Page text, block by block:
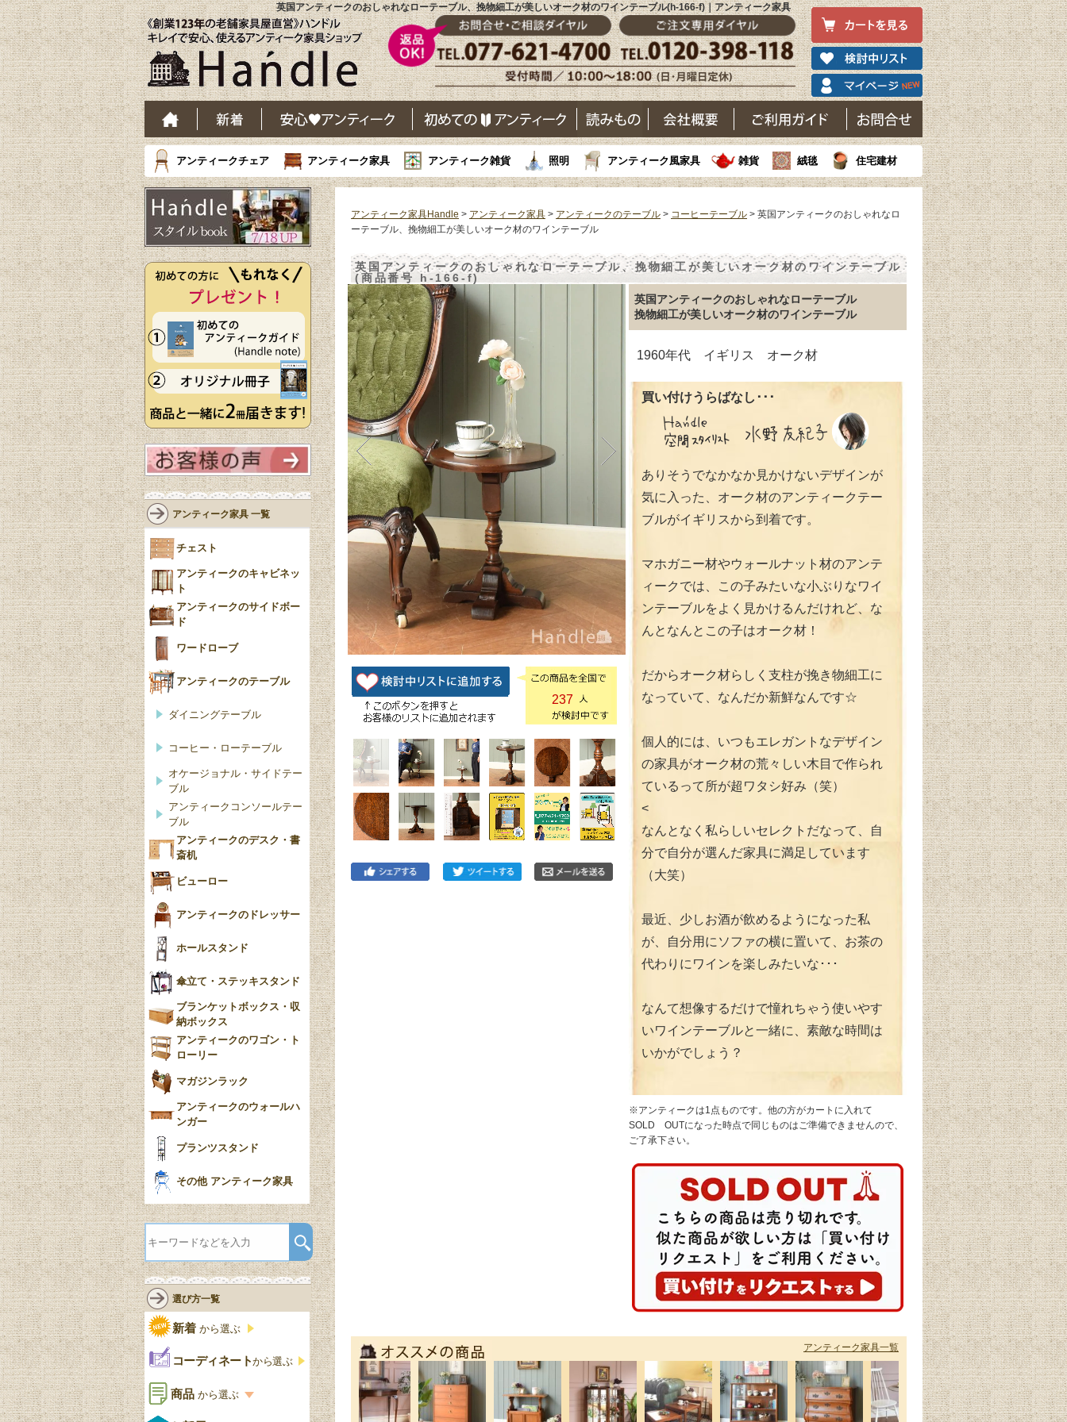
英国アンティークのおしゃれなローテーブル、挽物細工が美しいオーク材のワインテーブル(h-166-f)｜アンティーク家具
アンティークチェア アンティーク家具 アンティーク雑貨 照明 アンティーク風家具 雑貨 絨毯 住宅建材
アンティーク家具Handle > アンティーク家具 > アンティークのテーブル > コーヒーテーブル > 英国アンティークのおしゃれなロ
ーテーブル、挽物細工が美しいオーク材のワインテーブル
英国アンティークのおしゃれなローテーブル、挽物細工が美しいオーク材のワインテーブル
(商品番号 h-166-f)
237
英国アンティークのおしゃれなローテーブル
挽物細工が美しいオーク材のワインテーブル
1960年代 イギリス オーク材
買い付けうらばなし･･･
ありそうでなかなか見かけないデザインが
気に入った、オーク材のアンティークテー
ブルがイギリスから到着です。
マホガニー材やウォールナット材のアンテ
ィークでは、この子みたいな小ぶりなワイ
ンテーブルをよく見かけるんだけれど、な
んとなんとこの子はオーク材！
だからオーク材らしく支柱が挽き物細工に
なっていて、なんだか新鮮なんです☆
個人的には、いつもエレガントなデザイン
の家具がオーク材の荒々しい木目で作られ
ているって所が超ワタシ好み（笑）
<
なんとなく私らしいセレクトだなって、自
分で自分が選んだ家具に満足しています
（大笑）
最近、少しお酒が飲めるようになった私
が、自分用にソファの横に置いて、お茶の
代わりにワインを楽しみたいな･･･
なんて想像するだけで憧れちゃう使いやす
いワインテーブルと一緒に、素敵な時間は
いかがでしょう？
※アンティークは1点ものです。他の方がカートに入れて
SOLD OUTになった時点で同じものはご準備できませんので、
ご了承下さい。
アンティーク家具一覧
アンティーク家具 一覧
チェスト
アンティークのキャビネッ
ト
アンティークのサイドボー
ド
ワードローブ
アンティークのテーブル
ダイニングテーブル
コーヒー・ローテーブル
オケージョナル・サイドテー
ブル
アンティークコンソールテー
ブル
アンティークのデスク・書
斎机
ビューロー
アンティークのドレッサー
ホールスタンド
傘立て・ステッキスタンド
ブランケットボックス・収
納ボックス
アンティークのワゴン・ト
ローリー
マガジンラック
アンティークのウォールハ
ンガー
プランツスタンド
その他 アンティーク家具
選び方一覧
新着 から選ぶ
コーディネートから選ぶ
商品 から選ぶ